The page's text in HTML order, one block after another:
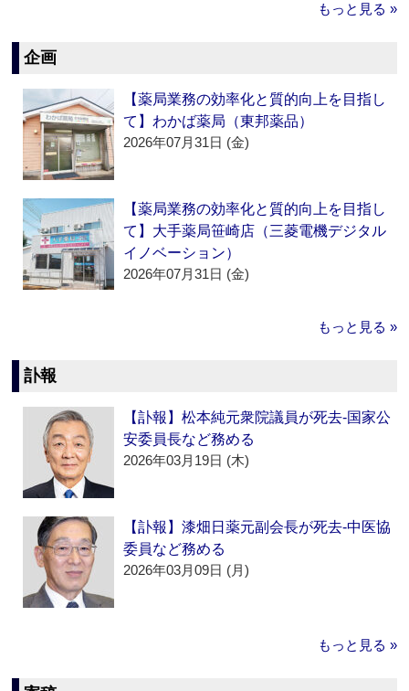
もっと見る »
企画
【薬局業務の効率化と質的向上を目指し
て】わかば薬局（東邦薬品）
2026年07月31日 (金)
【薬局業務の効率化と質的向上を目指し
て】大手薬局笹崎店（三菱電機デジタル
イノベーション）
2026年07月31日 (金)
もっと見る »
訃報
【訃報】松本純元衆院議員が死去‐国家公
安委員長など務める
2026年03月19日 (木)
【訃報】漆畑日薬元副会長が死去‐中医協
委員など務める
2026年03月09日 (月)
もっと見る »